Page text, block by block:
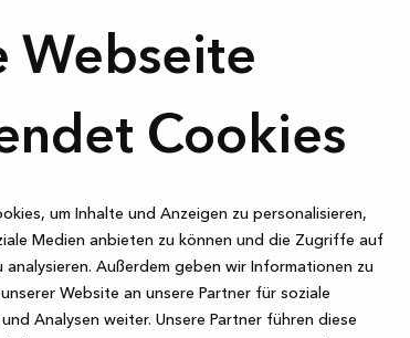
Webseite
Cookies
um Inhalte und Anzeigen zu personalisieren,
Medien anbieten zu können und die Zugriffe auf
analysieren. Außerdem geben wir Informationen zu
unserer Website an unsere Partner für soziale
Analysen weiter. Unsere Partner führen diese